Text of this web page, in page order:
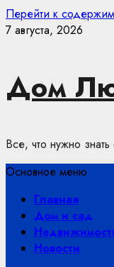
Перейти к
7 августа, 2026
Дом
Все, что нужно
Основное меню
Главная
Дом и сад
Новости